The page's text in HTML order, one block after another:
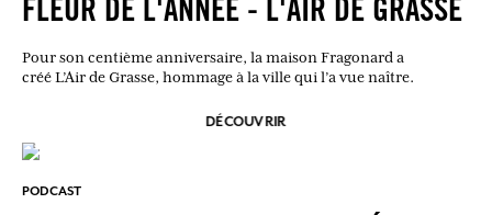
FLEUR DE L'ANNÉE - L'AIR DE GRASSE
Pour son centième anniversaire, la maison Fragonard a
créé L’Air de Grasse, hommage à la ville qui l’a vue naître.
DÉCOUVRIR
PODCAST